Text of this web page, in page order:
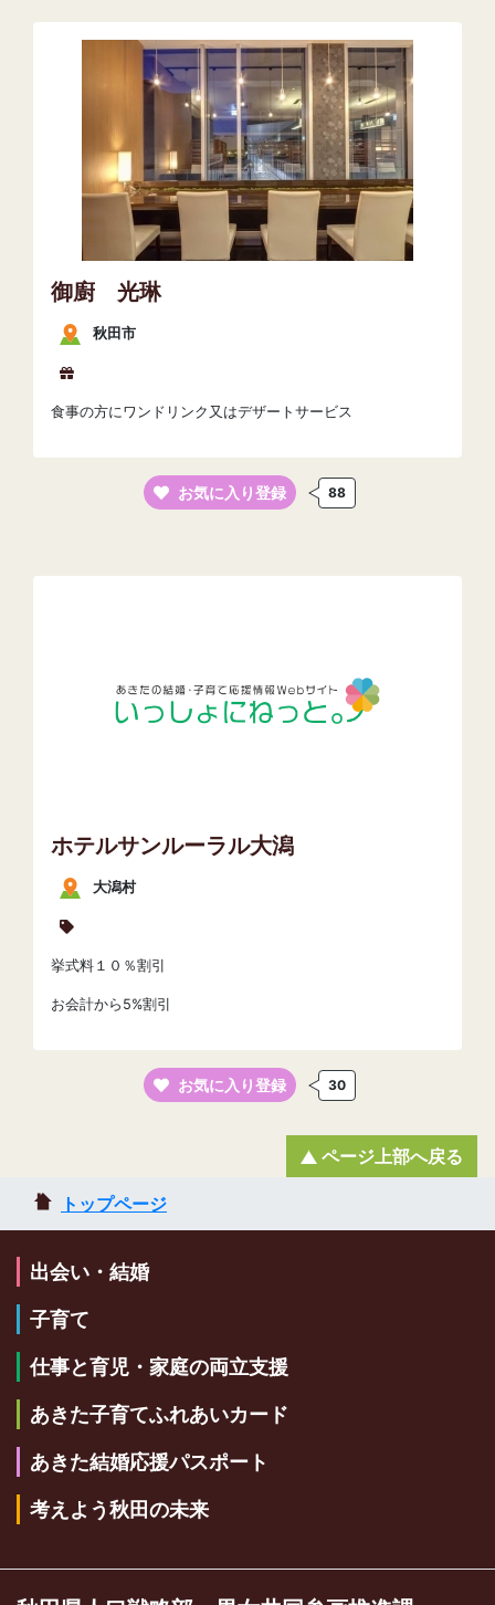
御廚 光琳
秋田市
食事の方にワンドリンク又はデザートサービス
お気に入り登録 88
ホテルサンルーラル大潟
大潟村
挙式料１０％割引
お会計から5%割引
お気に入り登録 30
トップページ
ページ上部へ戻る
出会い・結婚
子育て
仕事と育児・家庭の両立支援
あきた子育てふれあいカード
あきた結婚応援パスポート
考えよう秋田の未来